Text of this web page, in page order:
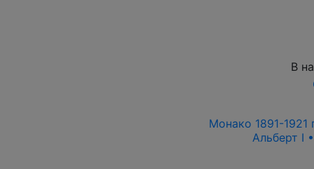
В
Монако 1891-1921
Альберт I